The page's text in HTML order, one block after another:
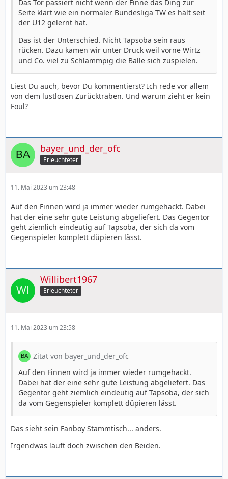
Das Tor passiert nicht wenn der Finne das Ding zur
Seite klärt wie ein normaler Bundesliga TW es hält seit
der U12 gelernt hat.
Das ist der Unterschied. Nicht Tapsoba sein raus
rücken. Dazu kamen wir unter Druck weil vorne Wirtz
und Co. viel zu Schlammpig die Bälle sich zuspielen.
Liest Du auch, bevor Du kommentierst? Ich rede vor allem
von dem lustlosen Zurücktraben. Und warum zieht er kein
Foul?
bayer_und_der_ofc
Erleuchteter
11. Mai 2023 um 23:48
Auf den Finnen wird ja immer wieder rumgehackt. Dabei
hat der eine sehr gute Leistung abgeliefert. Das Gegentor
geht ziemlich eindeutig auf Tapsoba, der sich da vom
Gegenspieler komplett düpieren lässt.
Willibert1967
Erleuchteter
11. Mai 2023 um 23:58
Zitat von bayer_und_der_ofc
Auf den Finnen wird ja immer wieder rumgehackt.
Dabei hat der eine sehr gute Leistung abgeliefert. Das
Gegentor geht ziemlich eindeutig auf Tapsoba, der sich
da vom Gegenspieler komplett düpieren lässt.
Das sieht sein Fanboy Stammtisch... anders.
Irgendwas läuft doch zwischen den Beiden.